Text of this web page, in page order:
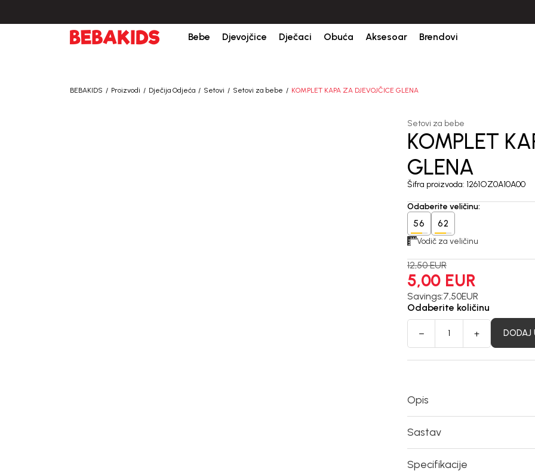
Bebe Djevojčice Dječaci Obuća Aksesoar Brendovi
BEBAKIDS Proizvodi Dječija Odjeća Setovi Setovi za bebe KOMPLET KAPA ZA DJEVOJČICE GLENA
Setovi za bebe
KOMPLET
GLENA
Šifra proizvoda: 1261OZ0A10A00
Odaberite veličinu:
56 62
Vodič za veličinu
12,50 EUR
5,00 EUR
Savings:7,50EUR
Odaberite količinu
DODAJ
Opis
Sastav
Specifikacije